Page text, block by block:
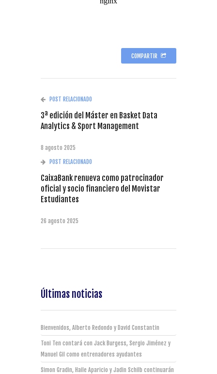
COMPARTIR
POST RELACIONADO
3ª edición del Máster en Basket Data
Analytics & Sport Management
8 agosto 2025
POST RELACIONADO
CaixaBank renueva como patrocinador
oficial y socio financiero del Movistar
Estudiantes
26 agosto 2025
Últimas noticias
Bienvenidos, Alberto Redondo y David Constantin
Toni Ten contará con Jack Burgess, Sergio Jiménez y
Manuel Gil como entrenadores ayudantes
Simon Gradin, Haile Aparicio y Jadin Schilb continuarán